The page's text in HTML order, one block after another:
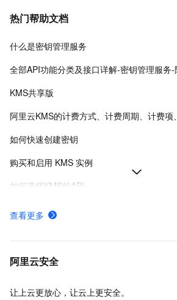
热门帮助文档
什么是密钥管理服务
全部API功能分类及接口详解-密钥管理服务-
KMS共享版
阿里云KMS的计费方式、计费周期、计费
如何快速创建密钥
购买和启用 KMS 实例
如何选择KMS的API
非中国内地密码机证书过期
KMS提供的密钥管理类型及密码运算API
查看更多
阿里云安全
让上云更放心，让云上更安全。